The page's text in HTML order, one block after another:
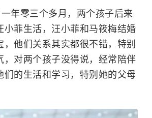
年零三个多月，两个孩子后来
小菲生活，汪小菲和马筱梅结婚
，他们关系其实都很不错，特别
，对两个孩子没得说，经常陪伴
们的生活和学习，特别她的父母